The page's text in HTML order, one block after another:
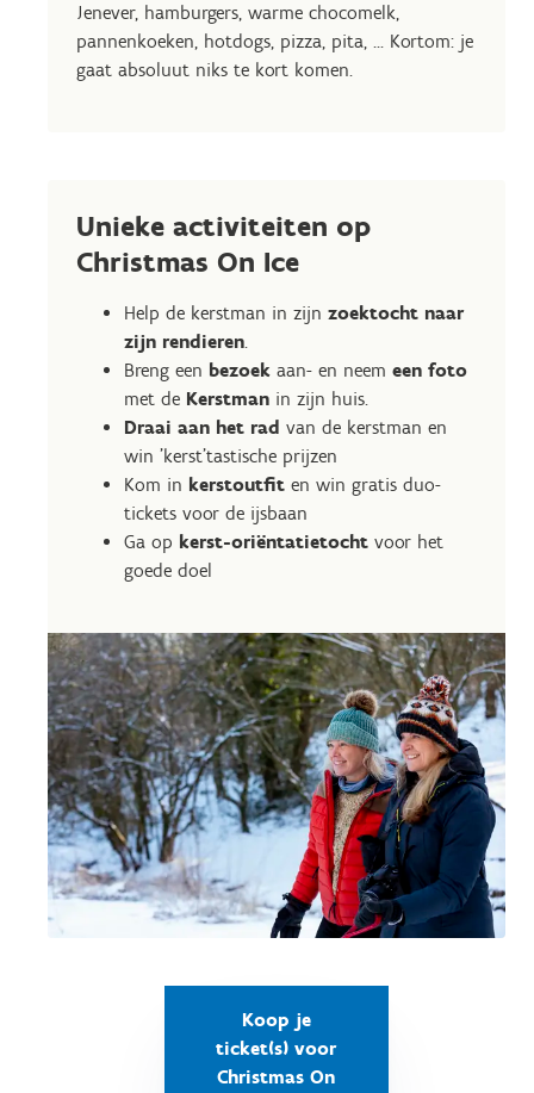
Jenever, hamburgers, warme chocomelk,
pannenkoeken, hotdogs, pizza, pita, ... Kortom: je
gaat absoluut niks te kort komen.
Unieke activiteiten op
Christmas On Ice
Help de kerstman in zijn zoektocht naar
zijn rendieren.
Breng een bezoek aan- en neem een foto
met de Kerstman in zijn huis.
Draai aan het rad van de kerstman en
win 'kerst'tastische prijzen
Kom in kerstoutfit en win gratis duo-
tickets voor de ijsbaan
Ga op kerst-oriëntatietocht voor het
goede doel
Koop je
ticket(s) voor
Christmas On